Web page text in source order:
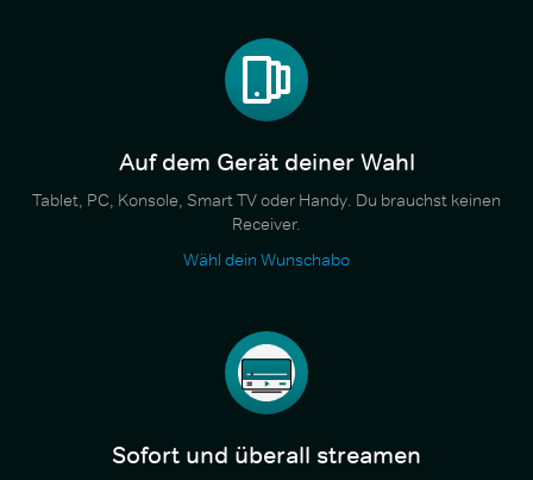
Auf dem Gerät deiner Wahl
Tablet, PC, Konsole, Smart TV oder Handy. Du brauchst keinen
Receiver.
Wähl dein Wunschabo
Sofort und überall streamen